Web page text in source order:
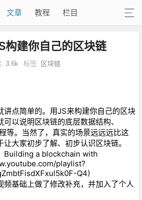
文章 教程 栏目
构建你自己的区块链
: 3.6k 标签: 区块链
讲点简单的。用JS来构建你自己的区块
以说明区块链的底层数据结构、
等。当然了，真实的场景远远远比这
大家初步了解、初步认识区块链。
Building a blockchain with
playlist?
Q4)
频基础上做了修改补充，并加入了个人